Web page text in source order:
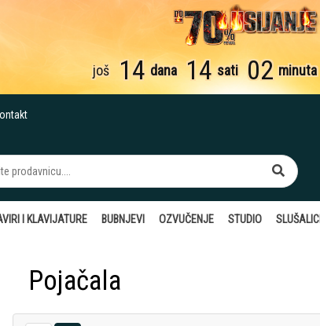
još 14 dana 14 sati 02 minuta
I KLAVIJATURE BUBNJEVI OZVUČENJE STUDIO
Pojačala